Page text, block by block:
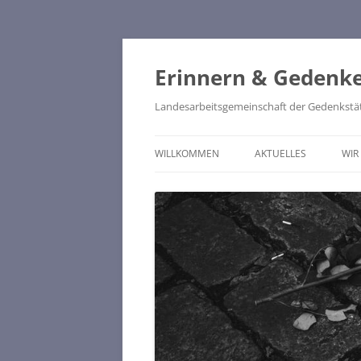
Zum
springen
Erinnern &
Landesarbeitsgemeinschaft der
WILLKOMMEN AKTUELLES